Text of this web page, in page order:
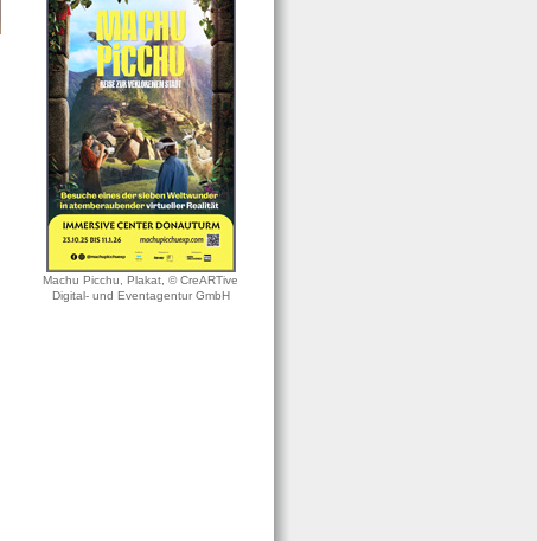
Machu Picchu, Plakat, © CreARTive
Digital- und Eventagentur GmbH